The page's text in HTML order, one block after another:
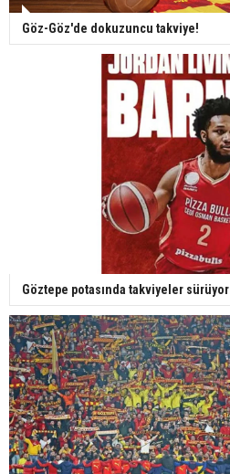
Göz-Göz'de dokuzuncu takviye!
Göztepe potasında takviyeler sürüyor